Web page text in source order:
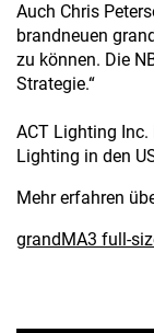
Auch Chris
brandneuen
zu können. Die
Strategie.“
ACT Lighting
Lighting in den
Mehr erfahren
grandMA3 full-